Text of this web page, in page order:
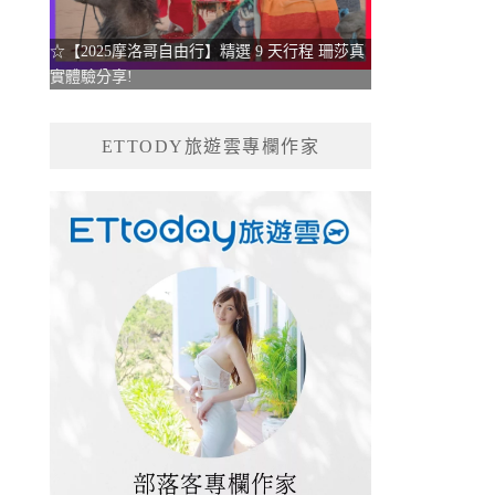
☆【2025摩洛哥自由行】精選 9 天行程 珊莎真
實體驗分享!
ETTODY旅遊雲專欄作家